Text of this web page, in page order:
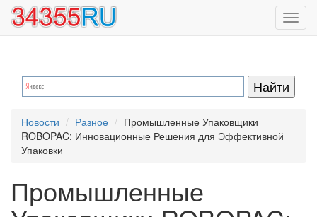
Перейти
основному
Новости Разное
Промышленные Упаковщики
ROBOPAC: Инновационные Решения для Эффективной
Упаковки
Промышленные